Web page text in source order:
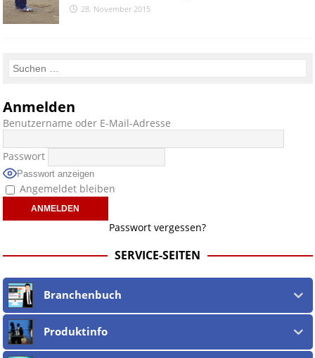
28. November 2015
Anmelden
Benutzername oder E-Mail-Adresse
Passwort
Passwort anzeigen
Angemeldet bleiben
Passwort vergessen?
SERVICE-SEITEN
Branchenbuch
Produktinfo